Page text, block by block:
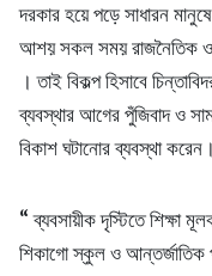
দরকার হয়ে পড়ে সাধারন
আশয় সকল সময় রাজনৈতিক ও
। তাই বিকল্প হিসাবে
ব্যবস্থার আগের পুঁজিবাদ ও
বিকাশ ঘটানোর ব্যবস্থা
“ ব্যবসায়ীক দৃস্টিতে শিক্ষা
শিকাগো স্কুল ও আন্তর্জাতিক